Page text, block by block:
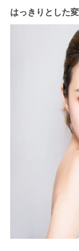
はっきりとした